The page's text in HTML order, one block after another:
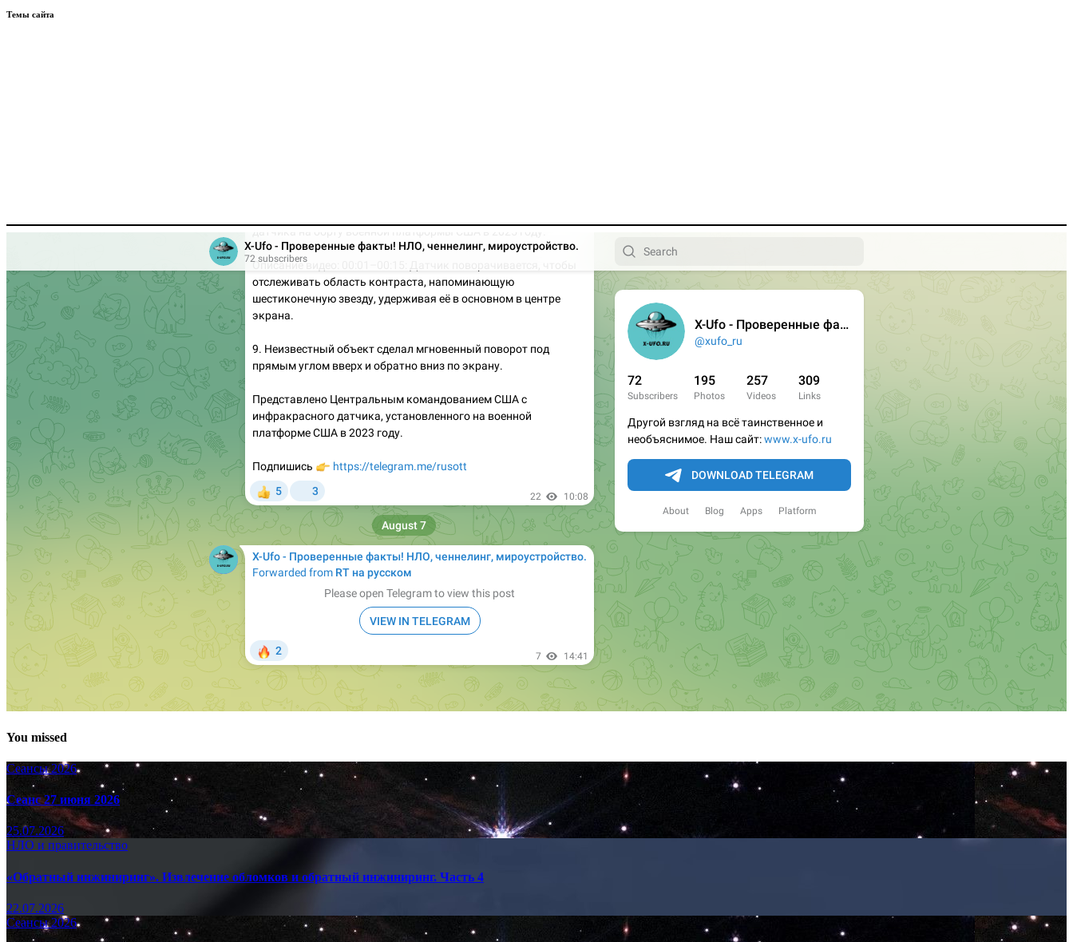
Темы сайта
You missed
Сеансы 2026
Сеанс 27 июня 2026
25.07.2026
НЛО и правительство
«Обратный инжиниринг». Извлечение обломков и обратный инжиниринг. Часть 4
22.07.2026
Сеансы 2026